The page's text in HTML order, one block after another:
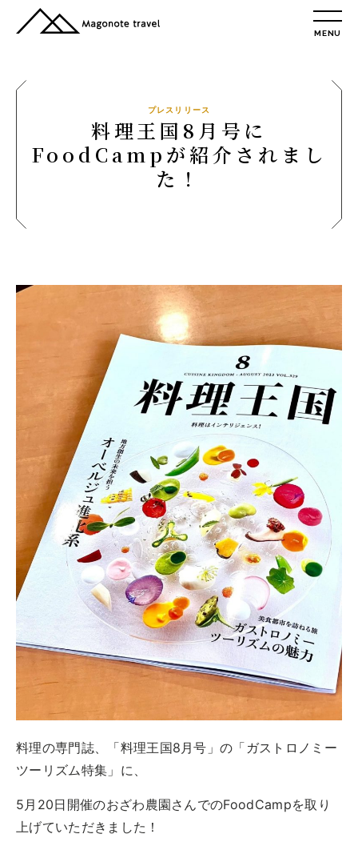
MENU
リクルート情報
旅行条件書
参加の流れ
FOOD CAMP
フードキャンプ
トップ
ツアー一覧
参加の流れ
メール会員登録
お問合せ
Food Camp（English）
BEST TABLE
ベストテーブル
ご予約
Best Table（English）
プレスリリース
料理王国8月号に
FoodCampが紹介されまし
た！
料理の専門誌、「料理王国8月号」の「ガストロノミー
ツーリズム特集」に、
5月20日開催のおざわ農園さんでのFoodCampを取り
上げていただきました！